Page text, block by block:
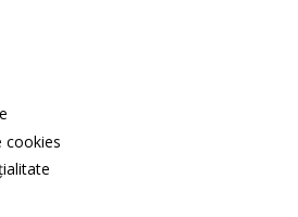
cookies